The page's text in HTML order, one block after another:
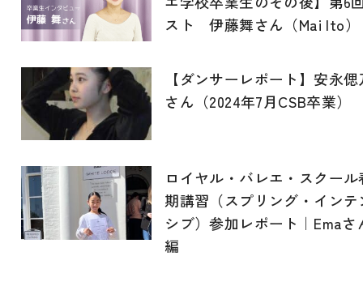
スト 伊藤舞さん（Mai Ito）
【ダンサーレポート】安永偲
さん（2024年7月CSB卒業）
ロイヤル・バレエ・スクール
期講習（スプリング・インテ
シブ）参加レポート｜Emaさ
編